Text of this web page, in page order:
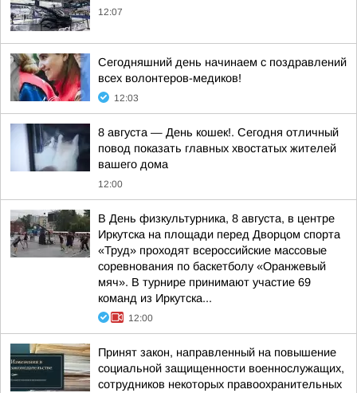
12:07
Сегодняшний день начинаем с поздравлений
всех волонтеров-медиков!
12:03
8 августа — День кошек!. Сегодня отличный
повод показать главных хвостатых жителей
вашего дома
12:00
В День физкультурника, 8 августа, в центре
Иркутска на площади перед Дворцом спорта
«Труд» проходят всероссийские массовые
соревнования по баскетболу «Оранжевый
мяч». В турнире принимают участие 69
команд из Иркутска...
12:00
Принят закон, направленный на повышение
социальной защищенности военнослужащих,
сотрудников некоторых правоохранительных